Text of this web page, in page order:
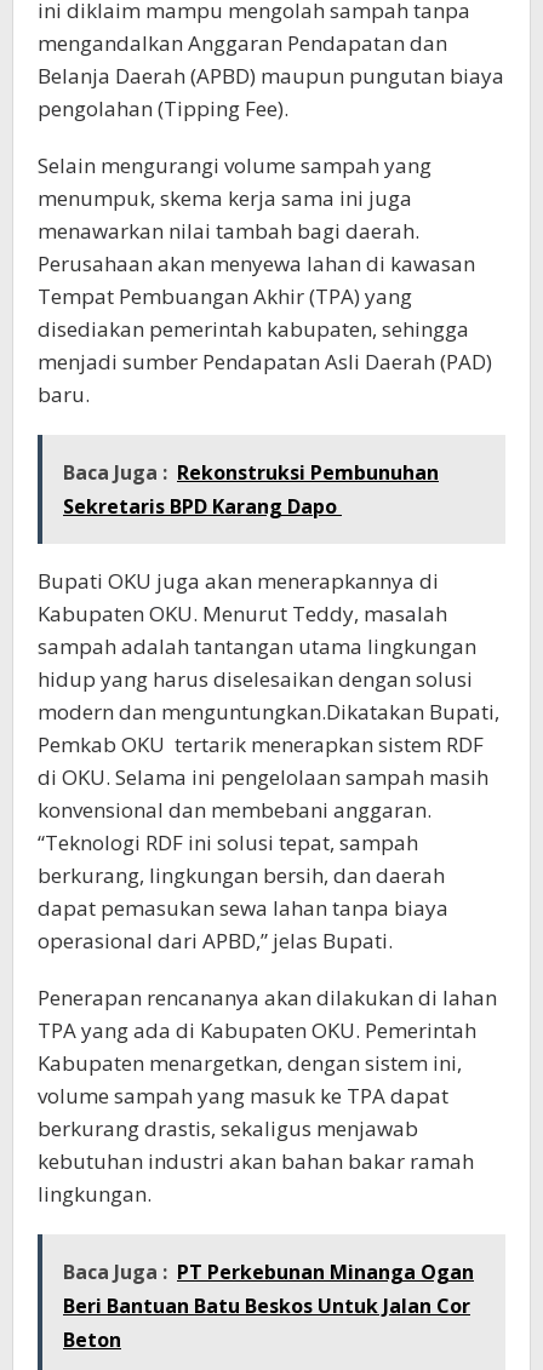
ini diklaim mampu mengolah sampah tanpa
mengandalkan Anggaran Pendapatan dan
Belanja Daerah (APBD) maupun pungutan biaya
pengolahan (Tipping Fee).
Selain mengurangi volume sampah yang
menumpuk, skema kerja sama ini juga
menawarkan nilai tambah bagi daerah.
Perusahaan akan menyewa lahan di kawasan
Tempat Pembuangan Akhir (TPA) yang
disediakan pemerintah kabupaten, sehingga
menjadi sumber Pendapatan Asli Daerah (PAD)
baru.
Baca Juga : Rekonstruksi Pembunuhan
Sekretaris BPD Karang Dapo
Bupati OKU juga akan menerapkannya di
Kabupaten OKU. Menurut Teddy, masalah
sampah adalah tantangan utama lingkungan
hidup yang harus diselesaikan dengan solusi
modern dan menguntungkan.Dikatakan Bupati,
Pemkab OKU tertarik menerapkan sistem RDF
di OKU. Selama ini pengelolaan sampah masih
konvensional dan membebani anggaran.
“Teknologi RDF ini solusi tepat, sampah
berkurang, lingkungan bersih, dan daerah
dapat pemasukan sewa lahan tanpa biaya
operasional dari APBD,” jelas Bupati.
Penerapan rencananya akan dilakukan di lahan
TPA yang ada di Kabupaten OKU. Pemerintah
Kabupaten menargetkan, dengan sistem ini,
volume sampah yang masuk ke TPA dapat
berkurang drastis, sekaligus menjawab
kebutuhan industri akan bahan bakar ramah
lingkungan.
Baca Juga : PT Perkebunan Minanga Ogan
Beri Bantuan Batu Beskos Untuk Jalan Cor
Beton